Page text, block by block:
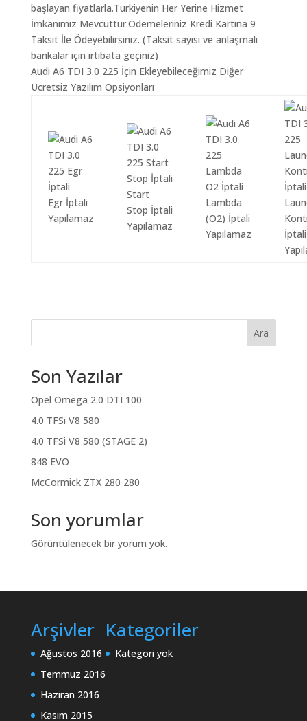
başlayan fiyatlarla.Türkiyenin Her Yerine Hizmet
İmkanımız Mevcuttur.Ödemeleriniz Kredi Kartına 9
Taksit İle Ödeyebilirsiniz. (Taksit sayısı ve anlaşmalı
bankalar için irtibata geçiniz)
Audi A6 TDI 3.0 225 İçin Ekleyebileceğimiz Diğer
Ücretsiz Yazılım Opsiyonları
Egr İptali
Yapılamaz
Start
Stop İptali
Yapılamaz
Lambda
(O2) İptali
Yapılamaz
İptali
Ara
Son Yazılar
Opel Omega 2.0 DTI 100
4.0 TFSi V8 580
4.0 TFSi V8 580 (STAGE 2)
848 EVO
McCormick ZTX 280 280
Son yorumlar
Görüntülenecek bir yorum yok.
Arşivler
Ağustos 2016
Temmuz 2016
Haziran 2016
Kasım 2015
Kategoriler
Kategori yok